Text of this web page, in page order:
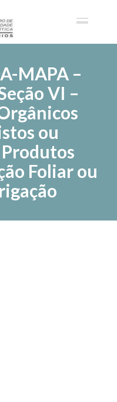
MAPA –
VI –
ou
Foliar ou